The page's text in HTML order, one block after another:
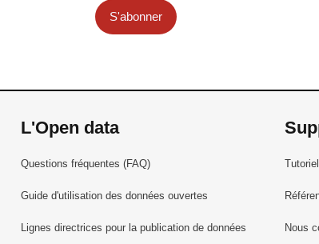
S'abonner
L'Open data
Questions fréquentes (FAQ)
Guide d'utilisation des données ouvertes
Lignes directrices pour la publication de données
Nous